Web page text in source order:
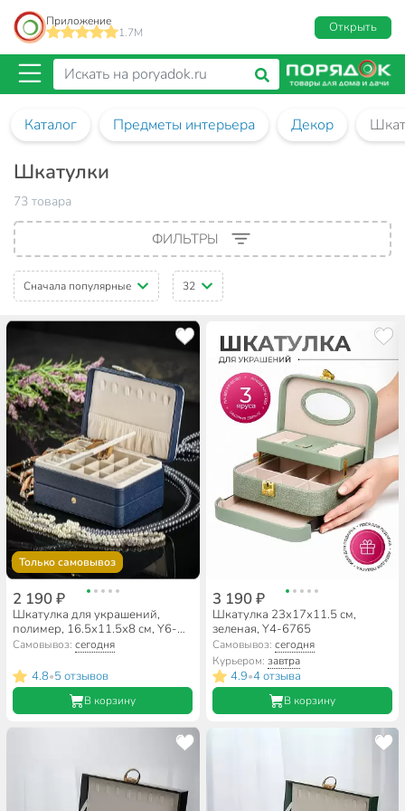
Приложение
1.7M
Открыть
Каталог Предметы интерьера Декор
Шкатулки
73 товара
ФИЛЬТРЫ
Сначала популярные 32
Только самовывоз
2 190 ₽
Шкатулка для украшений,
полимер, 16.5х11.5х8 см, Y6-
10588
Самовывоз:сегодня
4.8•5 отзывов
В корзину
3 190 ₽
Шкатулка 23х17х11.5 см,
зеленая, Y4-6765
Самовывоз: сегодня
Курьером: завтра
4.9•4 отзыва
В корзину